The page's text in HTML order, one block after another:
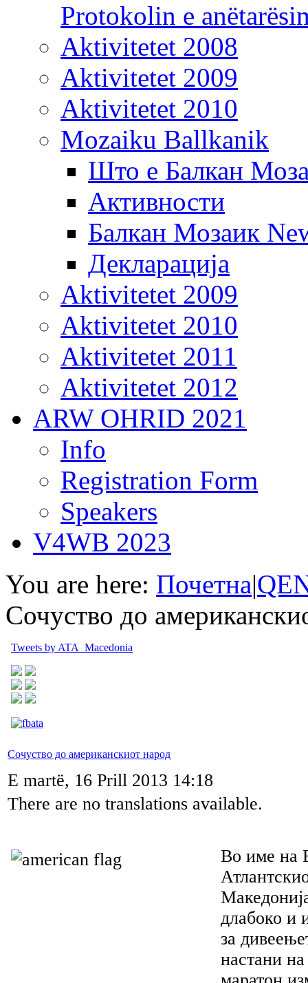
Protokolin e
Aktivitetet 2008
Aktivitetet 2009
Aktivitetet 2010
Mozaiku Ballkanik
Што е Балкан
Активности
Балкан Мозаик
Декларација
Aktivitetet 2009
Aktivitetet 2010
Aktivitetet 2011
Aktivitetet 2012
ARW OHRID 2021
Info
Registration Form
Speakers
V4WB 2023
You are here: Почетна|
Сочуство до
Tweets by ATA_Macedonia
Сочуство до американскиот народ
E martë, 16 Prill 2013 14:18
There are no translations available.
Во име на
длабоко и
за
настани